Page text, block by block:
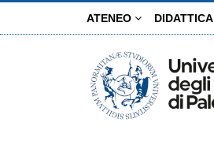
ATENEO DIDATTICA